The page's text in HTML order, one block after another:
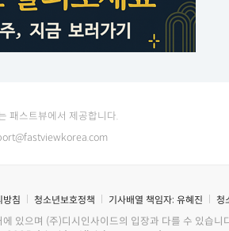
패스트뷰에서 제공합니다.
방침 청소년보호정책 기사배열 책임자: 유혜진 청
있으며 (주)디시인사이드의 입장과 다를 수 있습니